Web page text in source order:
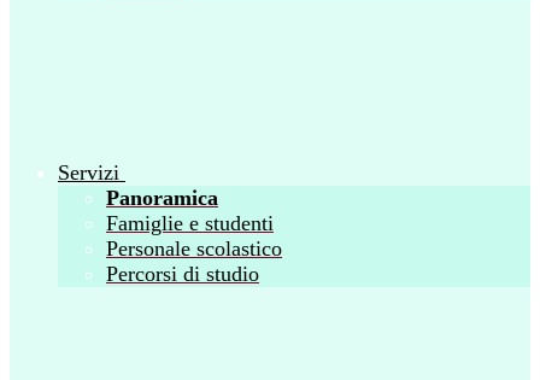
Servizi
Panoramica
Famiglie e studenti
Personale scolastico
Percorsi di studio